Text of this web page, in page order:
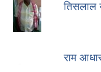
तिसलाल
राम